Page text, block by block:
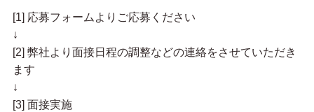
[1] 応募フォームよりご応募ください
↓
[2] 弊社より面接日程の調整などの連絡をさせていただき
ます
↓
[3] 面接実施